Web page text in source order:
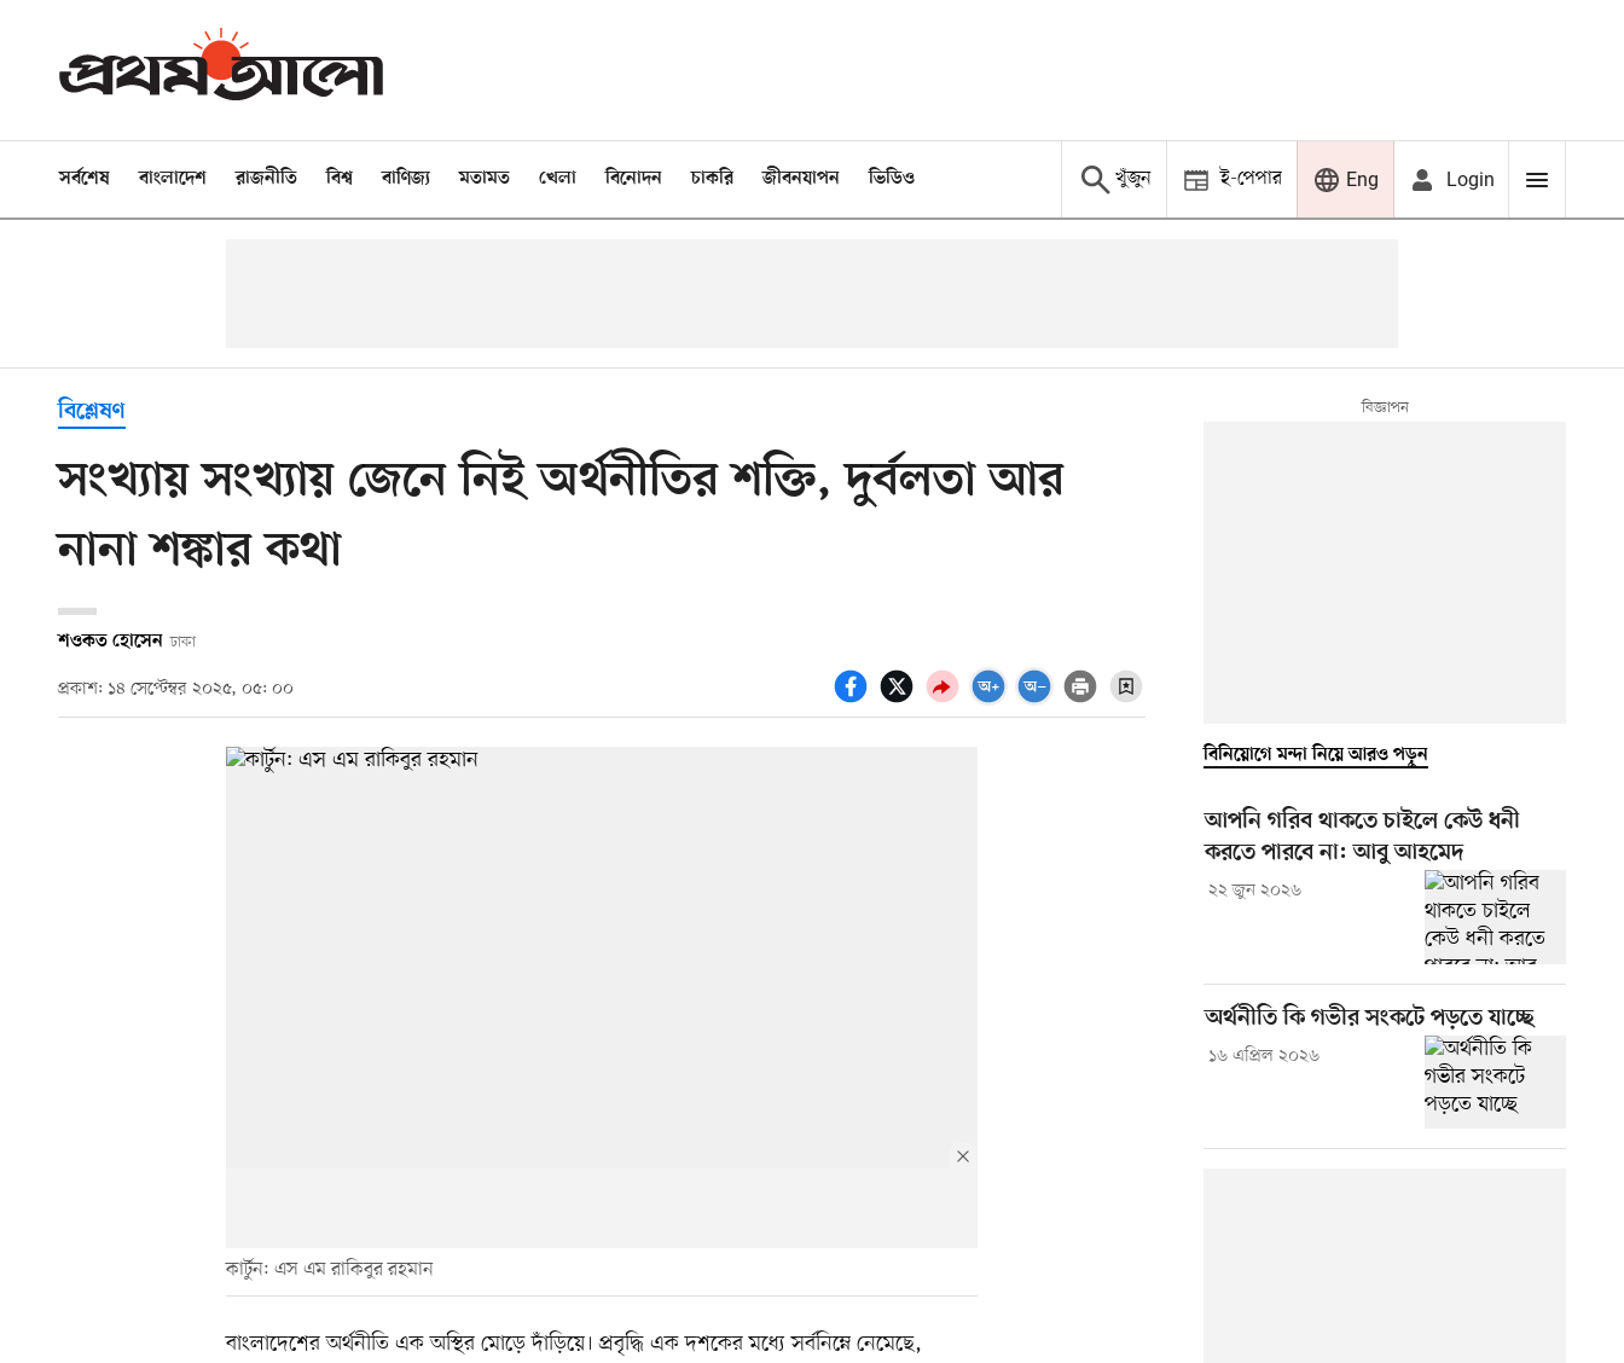
সর্বশেষ বাংলাদেশ রাজনীতি বিশ্ব বাণিজ্য মতামত খেলা বিনোদন চাকরি জীবনযাপন ভিডিও খুঁজুন ই-পেপার Eng Login
বিশ্লেষণ
সংখ্যায় সংখ্যায় জেনে নিই অর্থনীতির শক্তি, দুর্বলতা আর
নানা শঙ্কার কথা
শওকত হোসেন ঢাকা
প্রকাশ: ১৪ সেপ্টেম্বর ২০২৫, ০৫: ০০
কার্টুন: এস এম রাকিবুর রহমান
বাংলাদেশের অর্থনীতি এক অস্থির মোড়ে দাঁড়িয়ে। প্রবৃদ্ধি এক দশকের মধ্যে সর্বনিম্নে নেমেছে,
বিনিয়োগে মন্দা নিয়ে আরও পড়ুন
আপনি গরিব থাকতে চাইলে কেউ ধনী
করতে পারবে না: আবু আহমেদ
২২ জুন ২০২৬
অর্থনীতি কি গভীর সংকটে পড়তে যাচ্ছে
১৬ এপ্রিল ২০২৬